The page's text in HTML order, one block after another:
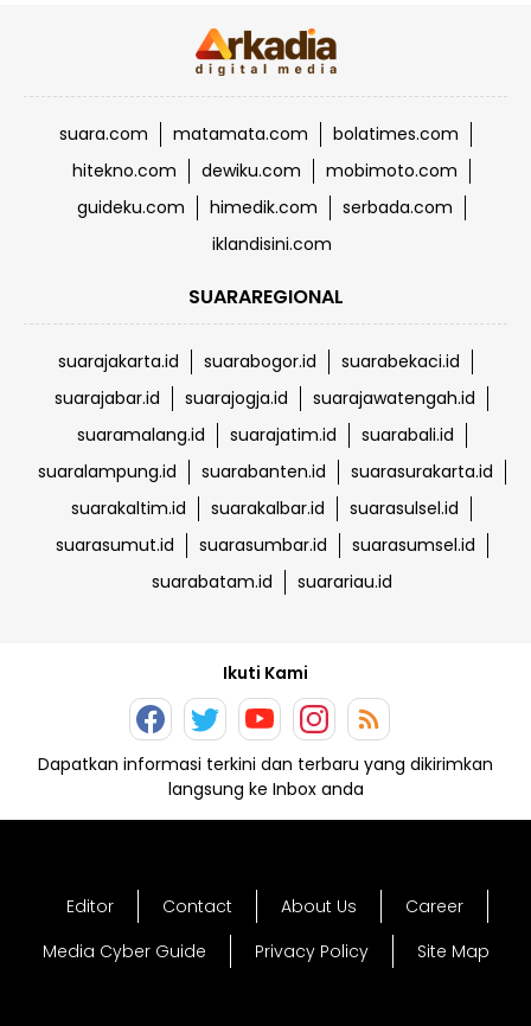
suara.com matamata.com
bolatimes.com
hitekno.com
dewiku.com
mobimoto.com
guideku.com
himedik.com
serbada.com
iklandisini.com
SUARAREGIONAL
suarajakarta.id suarabogor.id
suarabekaci.id
suarajabar.id
suarajogja.id
suarajawatengah.id
suaramalang.id
suarajatim.id
suarabali.id
suaralampung.id
suarabanten.id
suarasurakarta.id
suarakaltim.id
suarakalbar.id
suarasulsel.id
suarasumut.id
suarasumbar.id
suarasumsel.id
suarabatam.id
suarariau.id
Ikuti Kami
Dapatkan informasi terkini dan terbaru yang dikirimkan
langsung ke Inbox anda
Editor Contact About Us
Career
Media Cyber Guide
Privacy Policy Site Map